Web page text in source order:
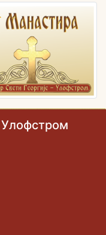
Улофстром